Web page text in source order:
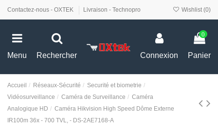
Contactez-nous - OXTEK Livraison - Technopro Wishlist (0)
Menu Rechercher Connexion
0
Panier
Accueil Réseaux-Sécurité
Securité et biometrie
Vidéosurveillance
Caméra de Surveillance
Caméra
Analogique HD
Caméra Hikvision High Speed Dôme Externe
IR100m 36x - 700 TVL, - DS-2AE7168-A